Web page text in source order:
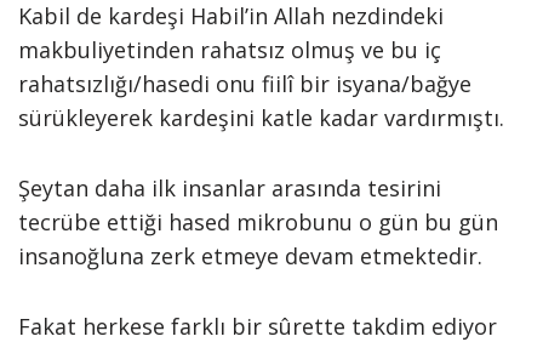
Kabil de kardeşi Habil’in Allah nezdindeki
makbuliyetinden rahatsız olmuş ve bu iç
rahatsızlığı/hasedi onu fiilî bir isyana/bağye
sürükleyerek kardeşini katle kadar vardırmıştı.
Şeytan daha ilk insanlar arasında tesirini
tecrübe ettiği hased mikrobunu o gün bu gün
insanoğluna zerk etmeye devam etmektedir.
Fakat herkese farklı bir sûrette takdim ediyor